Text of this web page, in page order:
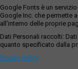
Google Fonts è un
Google Inc. che permette
all'interno delle proprie
Dati Personali raccolti:
quanto specificato dalla
Privacy Policy